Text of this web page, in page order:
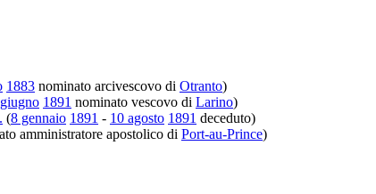
1883 nominato arcivescovo di Otranto)
1891 nominato vescovo di Larino)
(8 gennaio 1891 - 10 agosto 1891 deceduto)
amministratore apostolico di Port-au-Prince)